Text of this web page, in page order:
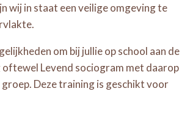
wij in staat een veilige omgeving te
om bij jullie op school aan de
Levend sociogram met daarop
Deze training is geschikt voor